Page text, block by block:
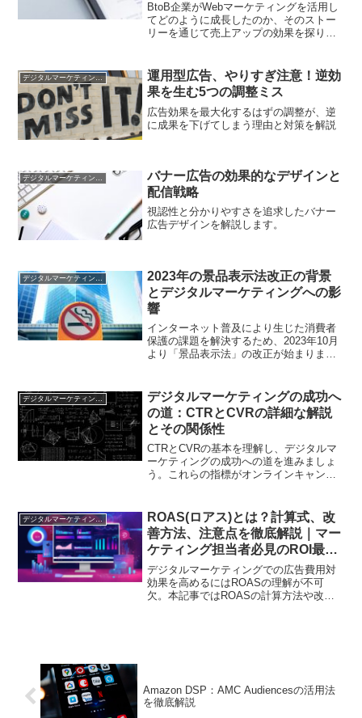
BtoB企業がWebマーケティングを活用し
てどのように成長したのか、そのストー
リーを通じて売上アップの効果を探りま
ます。
デジタルマーケティング基礎
運用型広告、やりすぎ注意！逆効
果を生む5つの調整ミス
広告効果を最大化するはずの調整が、逆
に成果を下げてしまう理由と対策を解説
デジタルマーケティング基礎
バナー広告の効果的なデザインと
配信戦略
視認性と分かりやすさを追求したバナー
広告デザインを解説します。
2023年の景品表示法改正の背景
とデジタルマーケティングへの影
響
インターネット普及により生じた消費者
保護の課題を解決するため、2023年10月
より「景品表示法」の改正が始まりま
デジタルマーケティング基礎
デジタルマーケティングの成功へ
の道：CTRとCVRの詳細な解説
とその関係性
CTRとCVRの基本を理解し、デジタルマ
ーケティングの成功への道を進みましょ
う。これらの指標がオンラインキャンペ
デジタルマーケティング基礎
ROAS(ロアス)とは？計算式、改
善方法、注意点を徹底解説｜マー
ケティング担当者必見のROI最適
化完全ガイド
デジタルマーケティングでの広告費用対
効果を高めるにはROASの理解が不可
欠。本記事ではROASの計算方法や改善
Amazon DSP：AMC Audiencesの活用法
を徹底解説